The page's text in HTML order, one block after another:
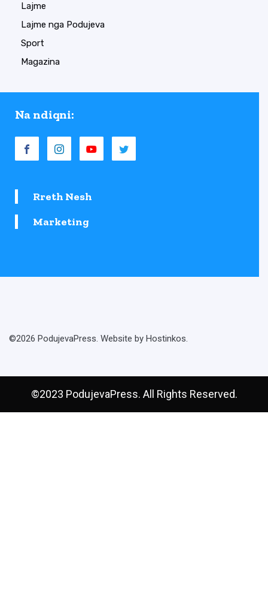
Lajme
Lajme nga Podujeva
Sport
Magazina
Na ndiqni:
Rreth Nesh
Marketing
©2026 PodujevaPress. Website by Hostinkos.
©2023 PodujevaPress. All Rights Reserved.